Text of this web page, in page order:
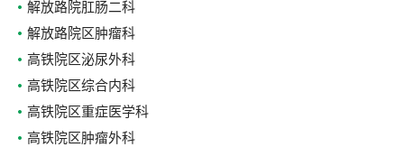
解放路院肛肠二科
解放路院区肿瘤科
高铁院区泌尿外科
高铁院区综合内科
高铁院区重症医学科
高铁院区肿瘤外科